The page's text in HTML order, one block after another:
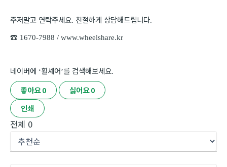
주저말고 연락주세요. 친절하게 상담해드립니다.
☎ 1670-7988 / www.wheelshare.kr
네이버에 ‘휠셰어’를 검색해보세요.
좋아요0 싫어요0
인쇄
전체 0